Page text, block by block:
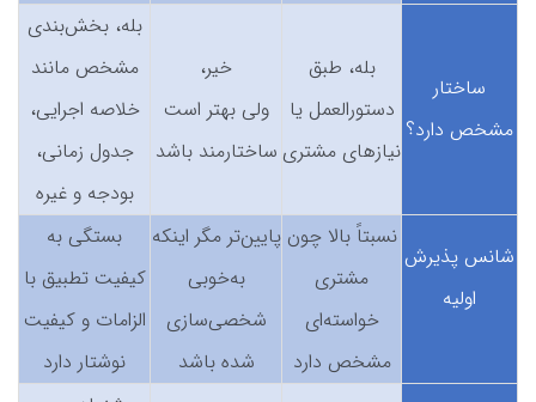
ساختار
مشخص دارد؟
بله، طبق
دستورالعمل یا
نیازهای مشتری
خیر،
ولی بهتر است
ساختارمند باشد
بله، بخش‌بندی
مشخص مانند
خلاصه اجرایی،
جدول زمانی،
بودجه و غیره
شانس پذیرش
اولیه
نسبتاً بالا چون
مشتری
خواسته‌ای
مشخص دارد
پایین‌تر مگر اینکه
به‌خوبی
شخصی‌سازی
شده باشد
بستگی به
کیفیت تطبیق با
الزامات و کیفیت
نوشتار دارد